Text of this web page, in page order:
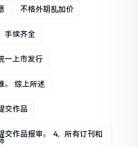
不格外胡乱加价
手续齐全
一上市发行
。 综上所述
交作品
交作品报审。 4、所有订刊和